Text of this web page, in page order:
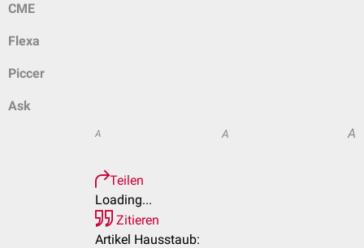
CME
Flexa
Piccer
Ask
A A A
Teilen
Loading...
Zitieren
Artikel Hausstaub: